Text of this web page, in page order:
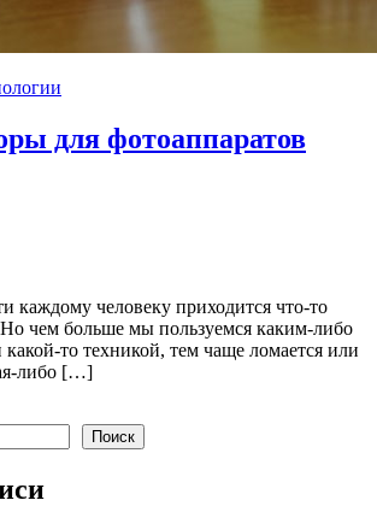
для фотоаппаратов
каждому человеку приходится что-то
чем больше мы пользуемся каким-либо
то техникой, тем чаще ломается или
либо […]
Поиск